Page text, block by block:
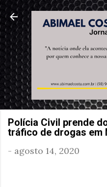
Pular para o
Polícia Civil prende
tráfico de drogas em
- agosto 14, 2020